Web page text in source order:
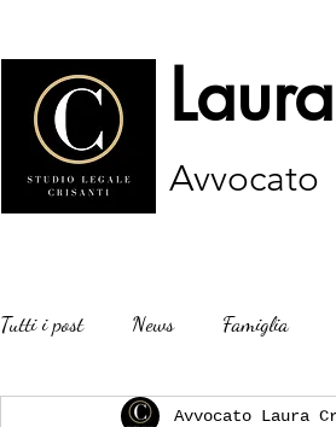
Avvocato
Tutti i post News Famiglia
Avvocato Laura